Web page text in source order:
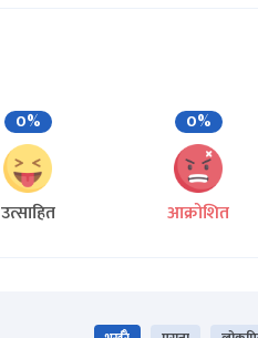
0%
उत्साहित
0%
आक्रोशित